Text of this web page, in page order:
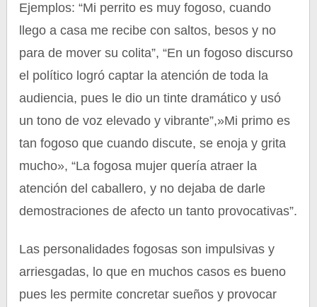
Ejemplos: “Mi perrito es muy fogoso, cuando
llego a casa me recibe con saltos, besos y no
para de mover su colita”, “En un fogoso discurso
el político logró captar la atención de toda la
audiencia, pues le dio un tinte dramático y usó
un tono de voz elevado y vibrante”,»Mi primo es
tan fogoso que cuando discute, se enoja y grita
mucho», “La fogosa mujer quería atraer la
atención del caballero, y no dejaba de darle
demostraciones de afecto un tanto provocativas”.
Las personalidades fogosas son impulsivas y
arriesgadas, lo que en muchos casos es bueno
pues les permite concretar sueños y provocar